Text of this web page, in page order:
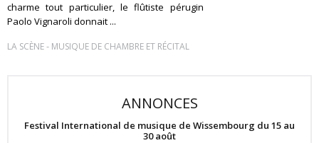
charme tout particulier, le flûtiste pérugin
Paolo Vignaroli donnait ...
LA SCÈNE- MUSIQUE DE CHAMBRE ET RÉCITAL
ANNONCES
Festival International de musique de Wissembourg du 15 au
30 août